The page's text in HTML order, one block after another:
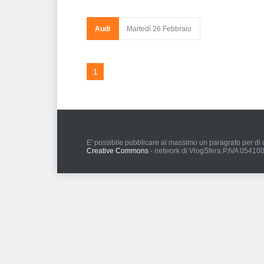
Audi Martedì 26 Febbraio
1
E' possibile pubblicare al massimo un paragrafo per
Creative Commons - network di VlogSfera P.IVA